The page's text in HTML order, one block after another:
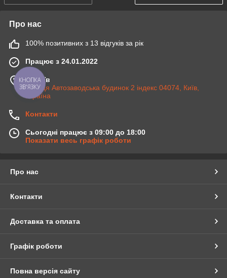
Про нас
100% позитивних з 13 відгуків за рік
Працює з 24.01.2022
м. Київ
Вулиця Автозаводська будинок 2 індекс 04074, Київ,
Україна
Контакти
Сьогодні працює з 09:00 до 18:00
Показати весь графік роботи
Про нас
Контакти
Доставка та оплата
Графік роботи
Повна версія сайту
КНОПКА
ЗВ'ЯЗКУ